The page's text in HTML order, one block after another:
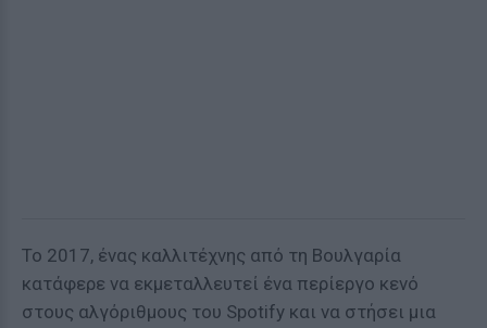
Το 2017, ένας καλλιτέχνης από τη Βουλγαρία
κατάφερε να εκμεταλλευτεί ένα περίεργο κενό
στους αλγόριθμους του Spotify και να στήσει μια